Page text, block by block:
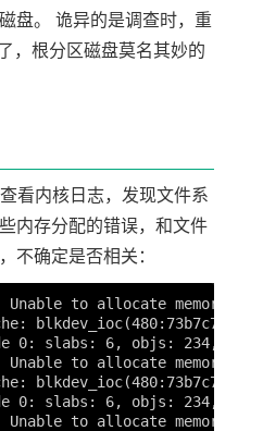
盘。 诡异的是调查时，重
，根分区磁盘莫名其妙的
看内核日志，发现文件系
内存分配的错误，和文件
不确定是否相关：
Unable to allocate memory on
blkdev_ioc
(
Unable to allocate memory
blkdev_ioc
(
Unable to allocate memory